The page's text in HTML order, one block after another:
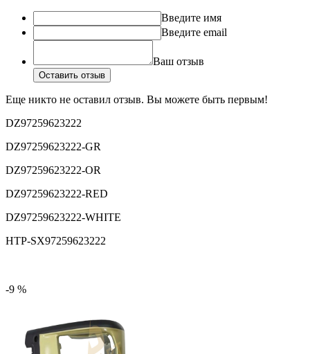
Введите имя
Введите email
Ваш отзыв
Оставить отзыв
Еще никто не оставил отзыв. Вы можете быть первым!
DZ97259623222
DZ97259623222-GR
DZ97259623222-OR
DZ97259623222-RED
DZ97259623222-WHITE
HTP-SX97259623222
-9 %